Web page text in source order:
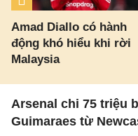
Amad Diallo có hành
động khó hiểu khi rời
Malaysia
Arsenal chi 75 triệu
Guimaraes từ